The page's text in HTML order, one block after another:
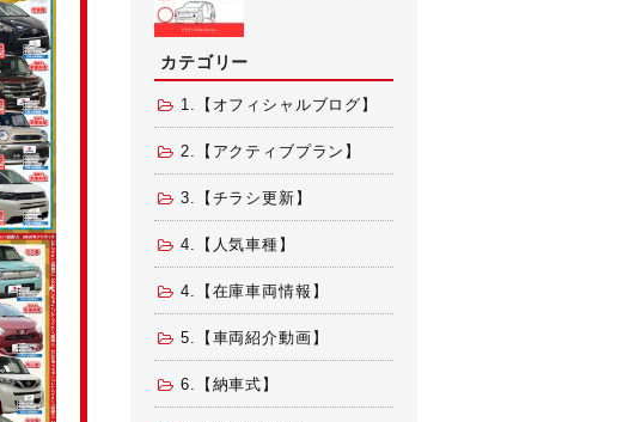
カテゴリー
1.【オフィシャルブログ】
2.【アクティブプラン】
3.【チラシ更新】
4.【人気車種】
4.【在庫車両情報】
5.【車両紹介動画】
6.【納車式】